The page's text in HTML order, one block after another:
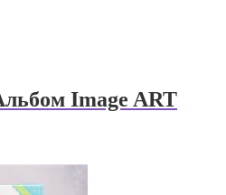
Image ART